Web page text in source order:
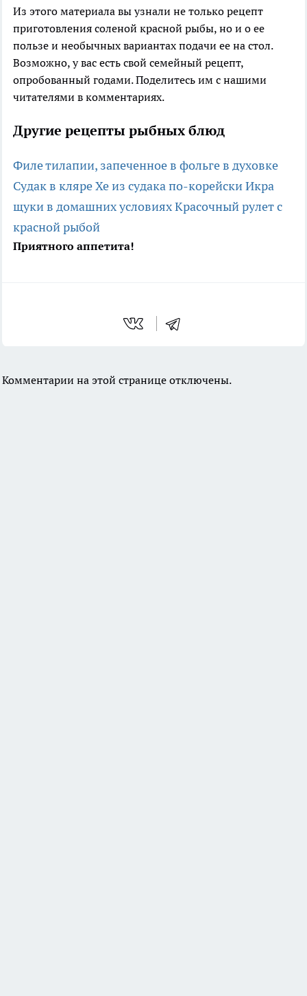
Из этого материала вы узнали не только рецепт
приготовления соленой красной рыбы, но и о ее
пользе и необычных вариантах подачи ее на стол.
Возможно, у вас есть свой семейный рецепт,
опробованный годами. Поделитесь им с нашими
читателями в комментариях.
Другие рецепты рыбных блюд
Филе тилапии, запеченное в фольге в духовке
Судак в кляреХе из судака по-корейскиИкра
щуки в домашних условияхКрасочный рулет с
красной рыбой
Приятного аппетита!
Комментарии на этой странице отключены.